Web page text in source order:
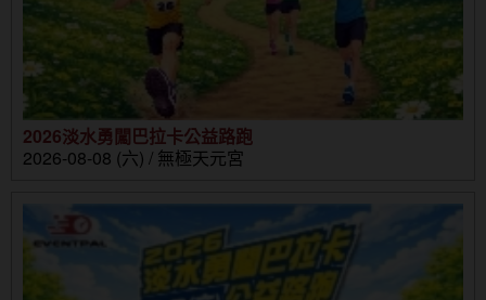
2026淡水勇闖巴拉卡公益路跑
2026-08-08 (六) / 無極天元宮